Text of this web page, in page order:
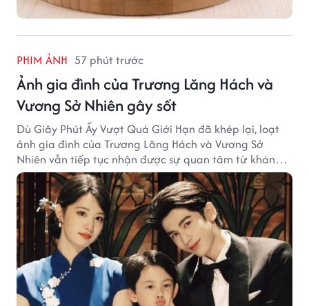
PHIM ẢNH 57 phút trước
Ảnh gia đình của Trương Lăng Hách và
Vương Sở Nhiên gây sốt
Dù Giây Phút Ấy Vượt Quá Giới Hạn đã khép lại, loạt
ảnh gia đình của Trương Lăng Hách và Vương Sở
Nhiên vẫn tiếp tục nhận được sự quan tâm từ khán
giả.